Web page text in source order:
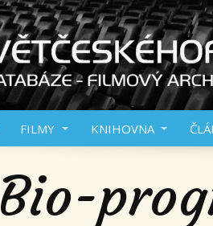
FILMY KNIHOVNA
Bio-